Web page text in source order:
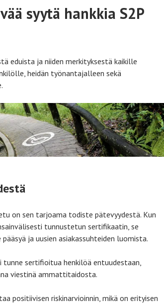
syytä hankkia S2P
eduista ja niiden merkityksestä kaikille
heidän työnantajalleen sekä
on sen tarjoama todiste pätevyydestä. Kun
tunnustetun sertifikaatin, se
ja uusien asiakassuhteiden luomista.
sertifioitua henkilöä entuudestaan,
viestinä ammattitaidosta.
positiivisen riskinarvioinnin, mikä on erityisen